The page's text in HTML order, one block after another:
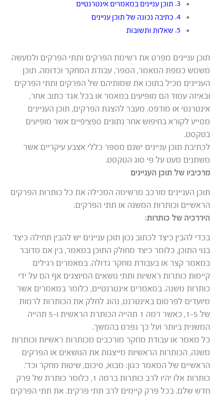
תוכן עניינים במאמרים אינטרנטיים
כתיבה נכונה של תוכן עניינים
שאלות ותשובות
תוכן עניינים מפרט את רשימת הפרקים ותתי הפרקים ולמעשה
משמש כמפת המאמר, הספר, עבודת המחקר וכדומה. תוכן
העניינים מכיל בתוכו את שמותיהם של הפרקים ותתי הפרקים
ובאיזה עמוד הם מופיעים במאמר או בכל אגד כתוב אחר,
אינטרנטי או מודפס. מעבר להצגת הפרקים, תוכן העניינים
מסייע לקורא בחיפוש אחר נתונים ספציפיים אשר מופיעים
בטקסט.
לכתיבת תוכן עניינים ישנם מספר כללי אצבע עיקריים אשר
משתנים מעט על פי סוג הטקסט.
מרכיביו של תוכן העניינים
תוכן העניינים מורכב מרשימה המכילה את כל כותרות הפרקים
הראשיים וכותרות המשנה או תתי הפרקים.
היררכיה של כותרות:
בכדי להבין כיצד לכתוב נכון תוכן עניינים יש להבין תחילה כיצד
בנוי התוכן, כלומר כיצד מחולק התוכן במאמר, בין אם מדובר
במאמר קצר או בעבודת מחקר גדולה. במאמרים רגילים
קיימות כותרות ראשיות ותתי נושאים המיוצגים אף הם על ידי
כותרות משנה. במאמרים אינטרנטיים, כלומר במאמרים אשר
מיועדים לפרסום באינטרנט, נהוג לחלק את הכותרות לרמות
של 1-5, כאשר רמה 1 תהייה הכותרת הראשית ו-5 תהייה
המשנית ביותר ועל כך נפרט בהמשך.
כל מאמר או עבודת מחקר מורכבים מכותרות ראשיות וכותרות
משנה, הכותרות הראשיות מייצגות את הנושאים או הפרקים
הראשיים של המאמר כגון: מבוא, סיכום, שיטות מחקר וכד’.
כותרות אלו יהיו לרב כותרות ברמה 1, כלומר כותרת של פרק
חדש שלם. בכל פרק קיימים לרב תתי פרקים. את תתי הפרקים